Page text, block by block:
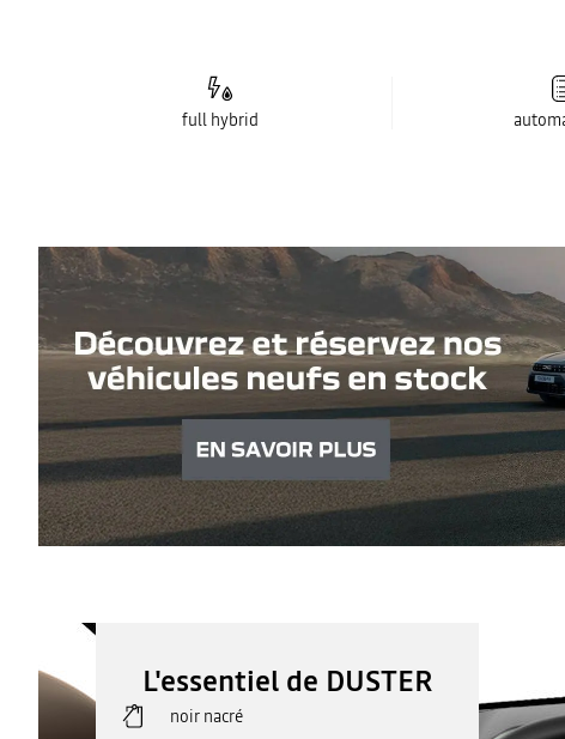
full hybrid
L'essentiel de DUSTER
noir nacré